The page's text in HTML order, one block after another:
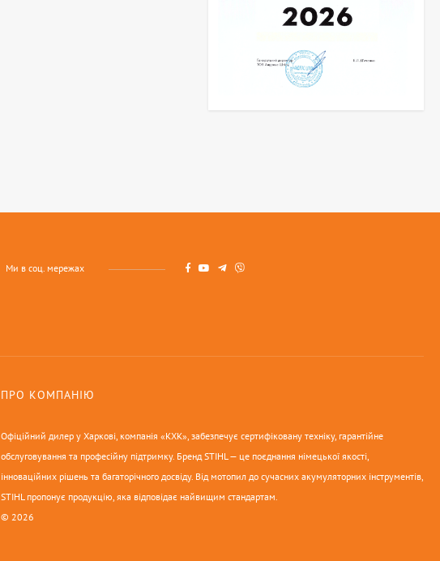
Ми в соц. мережах
ПРО КОМПАНІЮ
Офіційний дилер у Харкові, компанія «КХК», забезпечує сертифіковану техніку, гарантійне
обслуговування та професійну підтримку. Бренд STIHL — це поєднання німецької якості,
інноваційних рішень та багаторічного досвіду. Від мотопил до сучасних акумуляторних інструментів,
STIHL пропонує продукцію, яка відповідає найвищим стандартам.
© 2026